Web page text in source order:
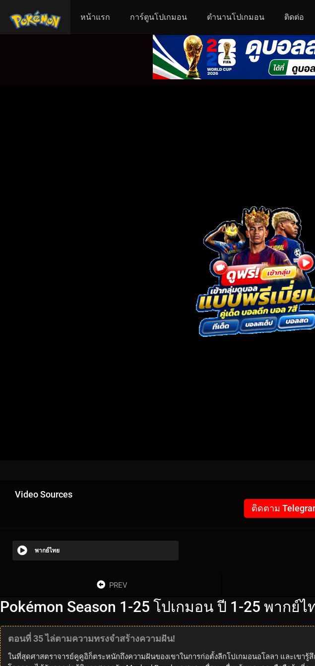
หน้าแรก การ์ตูนโปเกมอน ตำนานโปเกมอน ติดต่อ
Video Sources
ติดตาม
พากย์ไทย
PREV
Pokémon Season 1-25 โปเกมอน ปี 1-25 พากย์ไ
ตอนที่ 35 ไล่ตามความทรงจำสร้างความฝัน!
ในที่สุดศาสตราจารย์คูคูอิก็ตระหนักถึงความฝันของเขาในการก่อตั้งลีกโปเกมอนอโลลา และเข